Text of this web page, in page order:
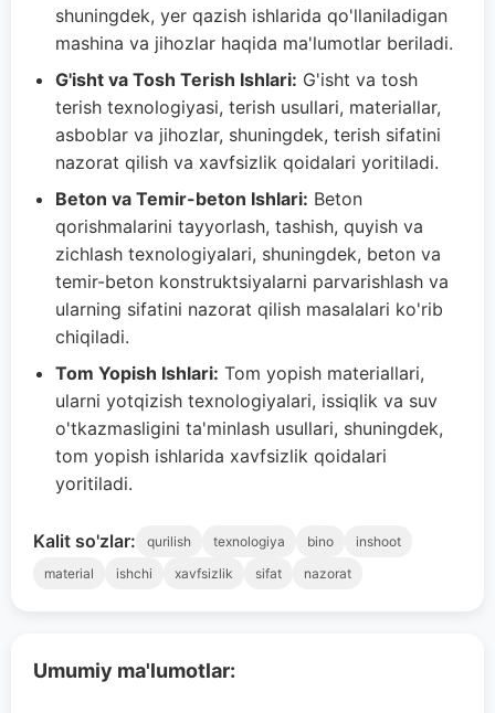
Umumiy ma'lumotlar:
shuningdek, yer qazish ishlarida qo'llaniladigan
mashina va jihozlar haqida ma'lumotlar beriladi.
G'isht va Tosh Terish Ishlari: G'isht va tosh
terish texnologiyasi, terish usullari, materiallar,
asboblar va jihozlar, shuningdek, terish sifatini
nazorat qilish va xavfsizlik qoidalari yoritiladi.
Beton va Temir-beton Ishlari: Beton
qorishmalarini tayyorlash, tashish, quyish va
zichlash texnologiyalari, shuningdek, beton va
temir-beton konstruktsiyalarni parvarishlash va
ularning sifatini nazorat qilish masalalari ko'rib
chiqiladi.
Tom Yopish Ishlari: Tom yopish materiallari,
ularni yotqizish texnologiyalari, issiqlik va suv
o'tkazmasligini ta'minlash usullari, shuningdek,
tom yopish ishlarida xavfsizlik qoidalari
yoritiladi.
Kalit so'zlar: qurilish texnologiya bino
inshoot
material
ishchi xavfsizlik sifat nazorat